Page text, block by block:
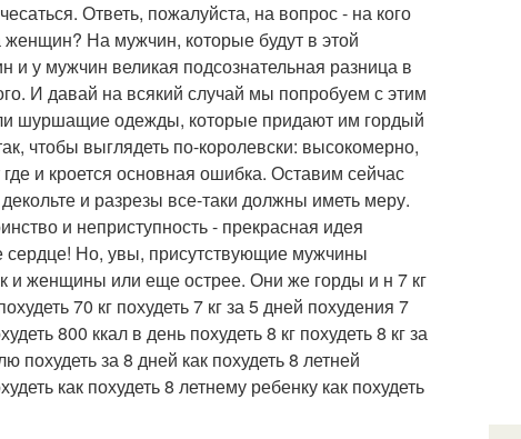
Ответь, пожалуйста, на вопрос - на кого
На мужчин, которые будут в этой
у мужчин великая подсознательная разница в
И давай на всякий случай мы попробуем с этим
шуршащие одежды, которые придают им гордый
чтобы выглядеть по-королевски: высокомерно,
и кроется основная ошибка. Оставим сейчас
и разрезы все-таки должны иметь меру.
и неприступность - прекрасная идея
сердце! Но, увы, присутствующие мужчины
и женщины или еще острее. Они же горды и н 7 кг
70 кг похудеть 7 кг за 5 дней похудения 7
800 ккал в день похудеть 8 кг похудеть 8 кг за
похудеть за 8 дней как похудеть 8 летней
как похудеть 8 летнему ребенку как похудеть